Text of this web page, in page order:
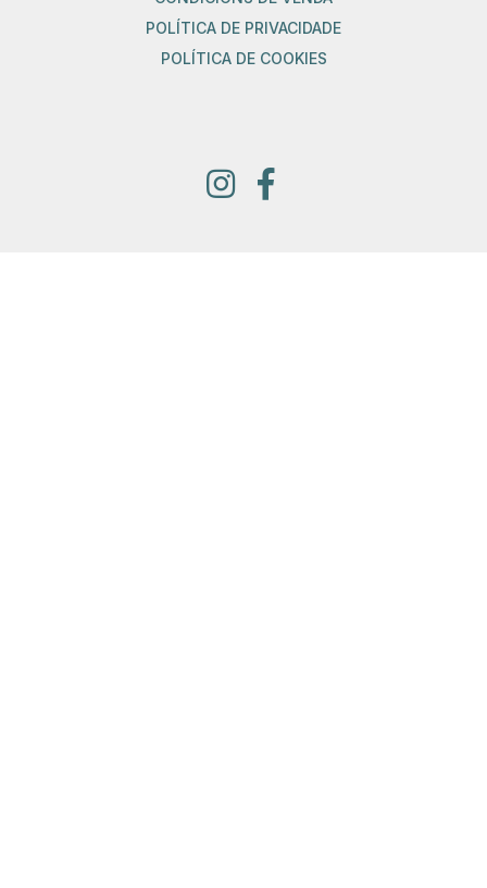
POLÍTICA DE PRIVACIDADE
POLÍTICA DE COOKIES